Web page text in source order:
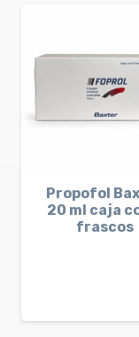
Propofol
20 ml caja
frascos